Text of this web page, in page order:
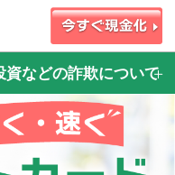
などの詐欺について
サイト等で資金を調達するため
ードの偽造をして申込をする